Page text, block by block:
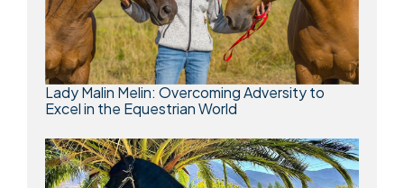
Lady Malin Melin: Overcoming Adversity to
Excel in the Equestrian World